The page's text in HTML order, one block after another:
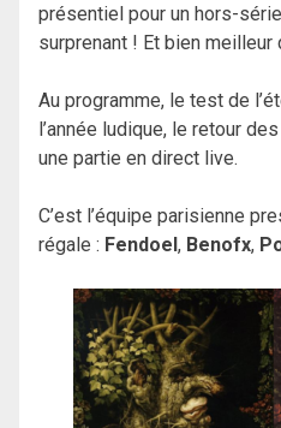
présentiel pour un hors-
surprenant ! Et bien meilleur
Au programme, le test de
l’année ludique, le retour
une partie en direct live.
C’est l’équipe parisienne
régale : Fendoel, Benofx,